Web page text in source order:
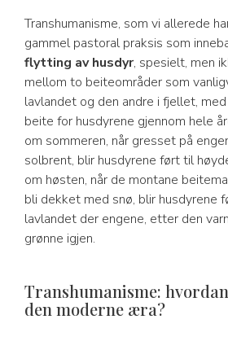
Transhumanisme, som vi allerede
gammel pastoral praksis som
flytting av husdyr, spesielt, men
mellom to beiteområder som
lavlandet og den andre i fjellet,
beite for husdyrene gjennom hele
om sommeren, når gresset på
solbrent, blir husdyrene ført til
om høsten, når de montane
bli dekket med snø, blir husdyrene
lavlandet der engene, etter den
grønne igjen.
Transhumanisme:
den moderne æra?